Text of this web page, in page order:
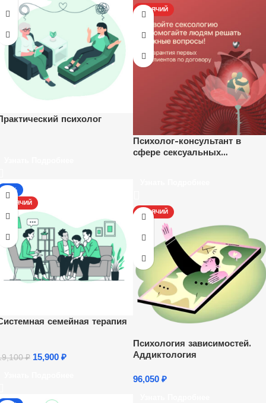
психолог
ГОРЯЧИЙ
Психолог-консультант в
сфере сексуальных
-17%
ГОРЯЧИЙ
семейная терапия
₽ 15,900 ₽
ГОРЯЧИЙ
Психология зависимостей.
Аддиктология
96,050 ₽